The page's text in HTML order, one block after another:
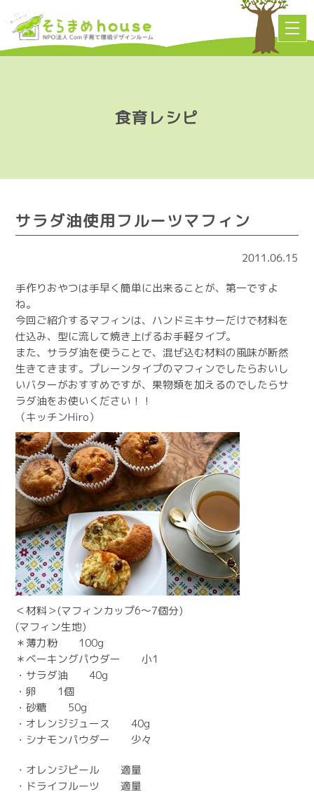
食育レシピ
サラダ油使用フルーツマフィン
2011.06.15
手作りおやつは手早く簡単に出来ることが、第一ですよ
ね。
今回ご紹介するマフィンは、ハンドミキサーだけで材料を
仕込み、型に流して焼き上げるお手軽タイプ。
また、サラダ油を使うことで、混ぜ込む材料の風味が断然
生きてきます。プレーンタイプのマフィンでしたらおいし
いバターがおすすめですが、果物類を加えるのでしたらサ
ラダ油をお使いください！！
（キッチンHiro）
＜材料＞(マフィンカップ6～7個分)
(マフィン生地)
＊薄力粉 100g
＊ベーキングパウダー 小1
・サラダ油 40g
・卵 1個
・砂糖 50g
・オレンジジュース 40g
・シナモンパウダー 少々
・オレンジピール 適量
・ドライフルーツ 適量